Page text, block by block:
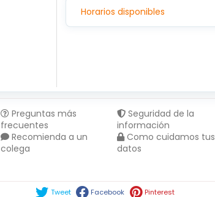
Horarios disponibles
Preguntas más
frecuentes
Recomienda a un
colega
Seguridad de la
información
Como cuidamos tus
datos
Tweet Facebook Pinterest